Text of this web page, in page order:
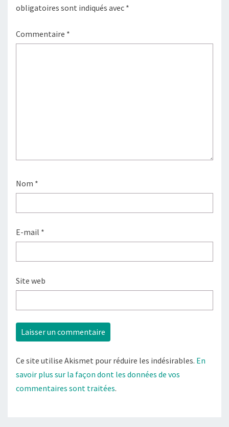
obligatoires sont indiqués avec *
Commentaire *
Nom *
E-mail *
Site web
Ce site utilise Akismet pour réduire les indésirables. En
savoir plus sur la façon dont les données de vos
commentaires sont traitées.